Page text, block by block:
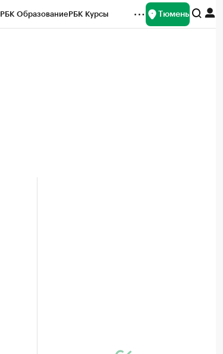
РБК ОбразованиеРБК Курсы Тюмень